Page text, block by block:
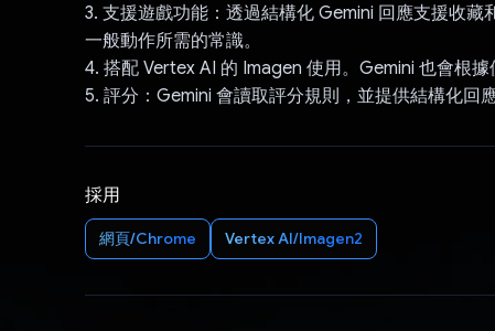
3. 支援遊戲功能：透過結構化 Gemini 回應支援收
一般動作所需的常識。
4. 搭配 Vertex AI 的 Imagen 使用。Gemini 也會根
5. 評分：Gemini 會讀取評分規則，並提供結構化回
採用
網頁/Chrome Vertex AI/Imagen2